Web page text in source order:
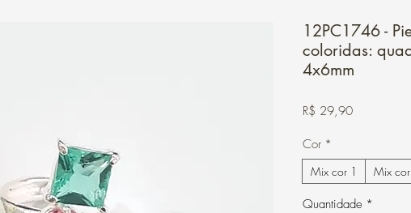
12PC1746 -
coloridas:
4x6mm
R$ 29,90Preço
Cor *
Mix cor 1 Mix
Quantidade *